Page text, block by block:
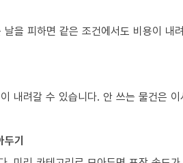
을 피하면 같은 조건에서도 비용이 내
내려갈 수 있습니다. 안 쓰는 물건은
두기